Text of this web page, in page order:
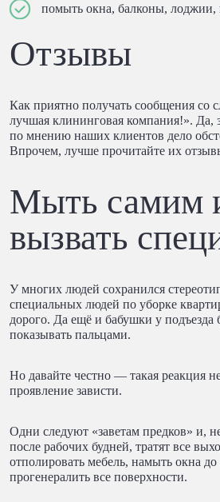
помыть окна, балконы, лоджии,
Отзывы
Как приятно получать сообщения со
лучшая клининговая компания!». Да,
по мнению наших клиентов дело
Впрочем, лучше прочитайте их
Мыть самим
вызвать
У многих людей сохранился
специальных людей по уборке
дорого. Да ещё и бабушки у подъезда
показывать пальцами.
Но давайте честно — такая реакция
проявление зависти.
Одни следуют «заветам предков» и,
после рабочих будней, тратят все
отполировать мебель, намыть окна до
прогенералить все поверхности.